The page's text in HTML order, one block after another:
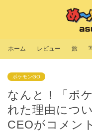
ホーム レビュー 旅
ポケモンGO
なんと！「ポ
れた理由につ
CEOがコメン